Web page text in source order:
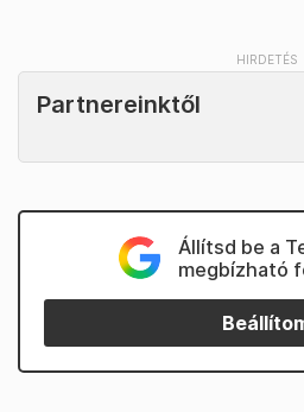
Partnereinktől
Állítsd be a
megbízható